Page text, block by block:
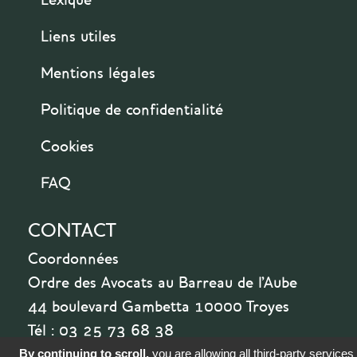
Liens utiles
Mentions légales
Politique de confidentialité
Cookies
FAQ
CONTACT
Coordonnées
Ordre des Avocats au Barreau de l'Aube
44 boulevard Gambetta 10000 Troyes
Tél : 03 25 73 68 38
By continuing to scroll, you are allowing all third-party services